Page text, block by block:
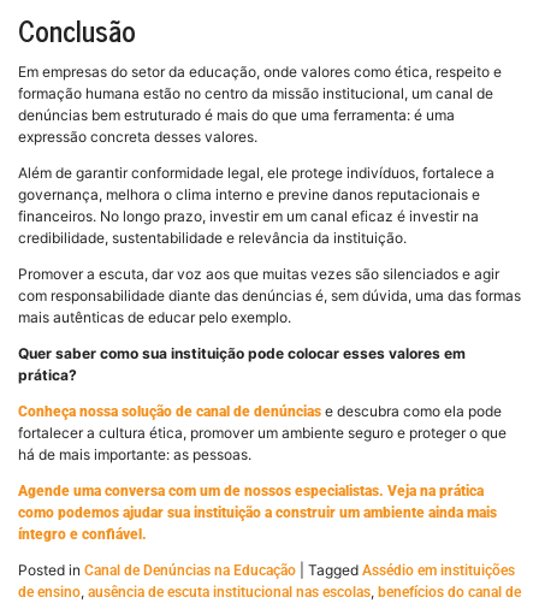
Conclusão
Em empresas do setor da educação, onde valores como ética, respeito e
formação humana estão no centro da missão institucional, um canal de
denúncias bem estruturado é mais do que uma ferramenta: é uma
expressão concreta desses valores.
Além de garantir conformidade legal, ele protege indivíduos, fortalece a
governança, melhora o clima interno e previne danos reputacionais e
financeiros. No longo prazo, investir em um canal eficaz é investir na
credibilidade, sustentabilidade e relevância da instituição.
Promover a escuta, dar voz aos que muitas vezes são silenciados e agir
com responsabilidade diante das denúncias é, sem dúvida, uma das formas
mais autênticas de educar pelo exemplo.
Quer saber como sua instituição pode colocar esses valores em
prática?
Conheça nossa solução de canal de denúncias e descubra como ela pode
fortalecer a cultura ética, promover um ambiente seguro e proteger o que
há de mais importante: as pessoas.
Agende uma conversa com um de nossos especialistas. Veja na prática
como podemos ajudar sua instituição a construir um ambiente ainda mais
íntegro e confiável.
Posted in Canal de Denúncias na Educação Tagged Assédio em instituições
de ensino, ausência de escuta institucional nas escolas, benefícios do canal de